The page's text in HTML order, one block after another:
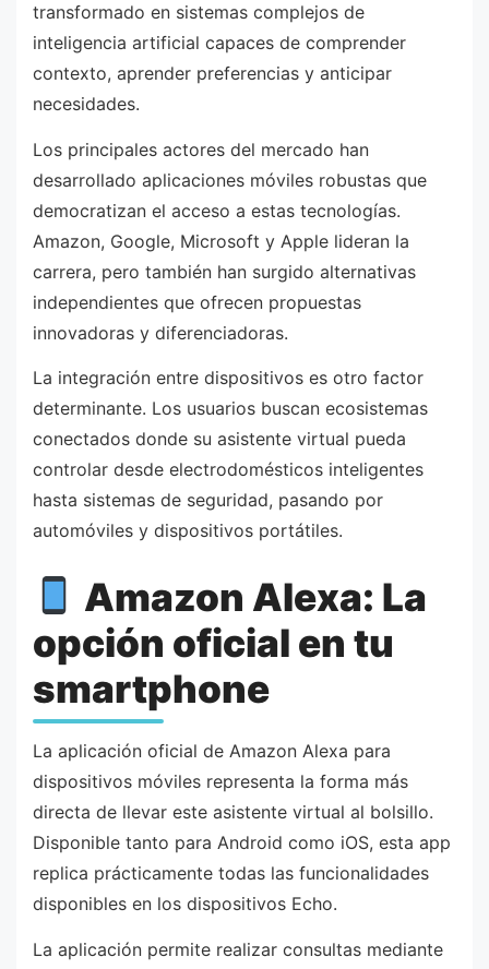
transformado en sistemas complejos de
inteligencia artificial capaces de comprender
contexto, aprender preferencias y anticipar
necesidades.
Los principales actores del mercado han
desarrollado aplicaciones móviles robustas que
democratizan el acceso a estas tecnologías.
Amazon, Google, Microsoft y Apple lideran la
carrera, pero también han surgido alternativas
independientes que ofrecen propuestas
innovadoras y diferenciadoras.
La integración entre dispositivos es otro factor
determinante. Los usuarios buscan ecosistemas
conectados donde su asistente virtual pueda
controlar desde electrodomésticos inteligentes
hasta sistemas de seguridad, pasando por
automóviles y dispositivos portátiles.
Amazon Alexa: La
opción oficial en tu
smartphone
La aplicación oficial de Amazon Alexa para
dispositivos móviles representa la forma más
directa de llevar este asistente virtual al bolsillo.
Disponible tanto para Android como iOS, esta app
replica prácticamente todas las funcionalidades
disponibles en los dispositivos Echo.
La aplicación permite realizar consultas mediante